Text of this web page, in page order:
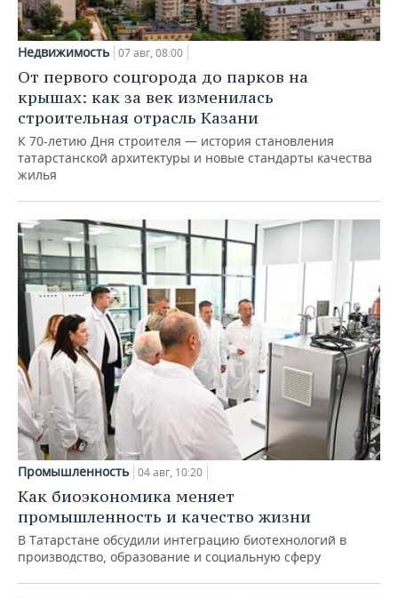
Недвижимость 07 авг, 08:00
От первого соцгорода до парков на
крышах: как за век изменилась
строительная отрасль Казани
К 70-летию Дня строителя — история становления
татарстанской архитектуры и новые стандарты качества
жилья
Промышленность 04 авг, 10:20
Как биоэкономика меняет
промышленность и качество жизни
В Татарстане обсудили интеграцию биотехнологий в
производство, образование и социальную сферу